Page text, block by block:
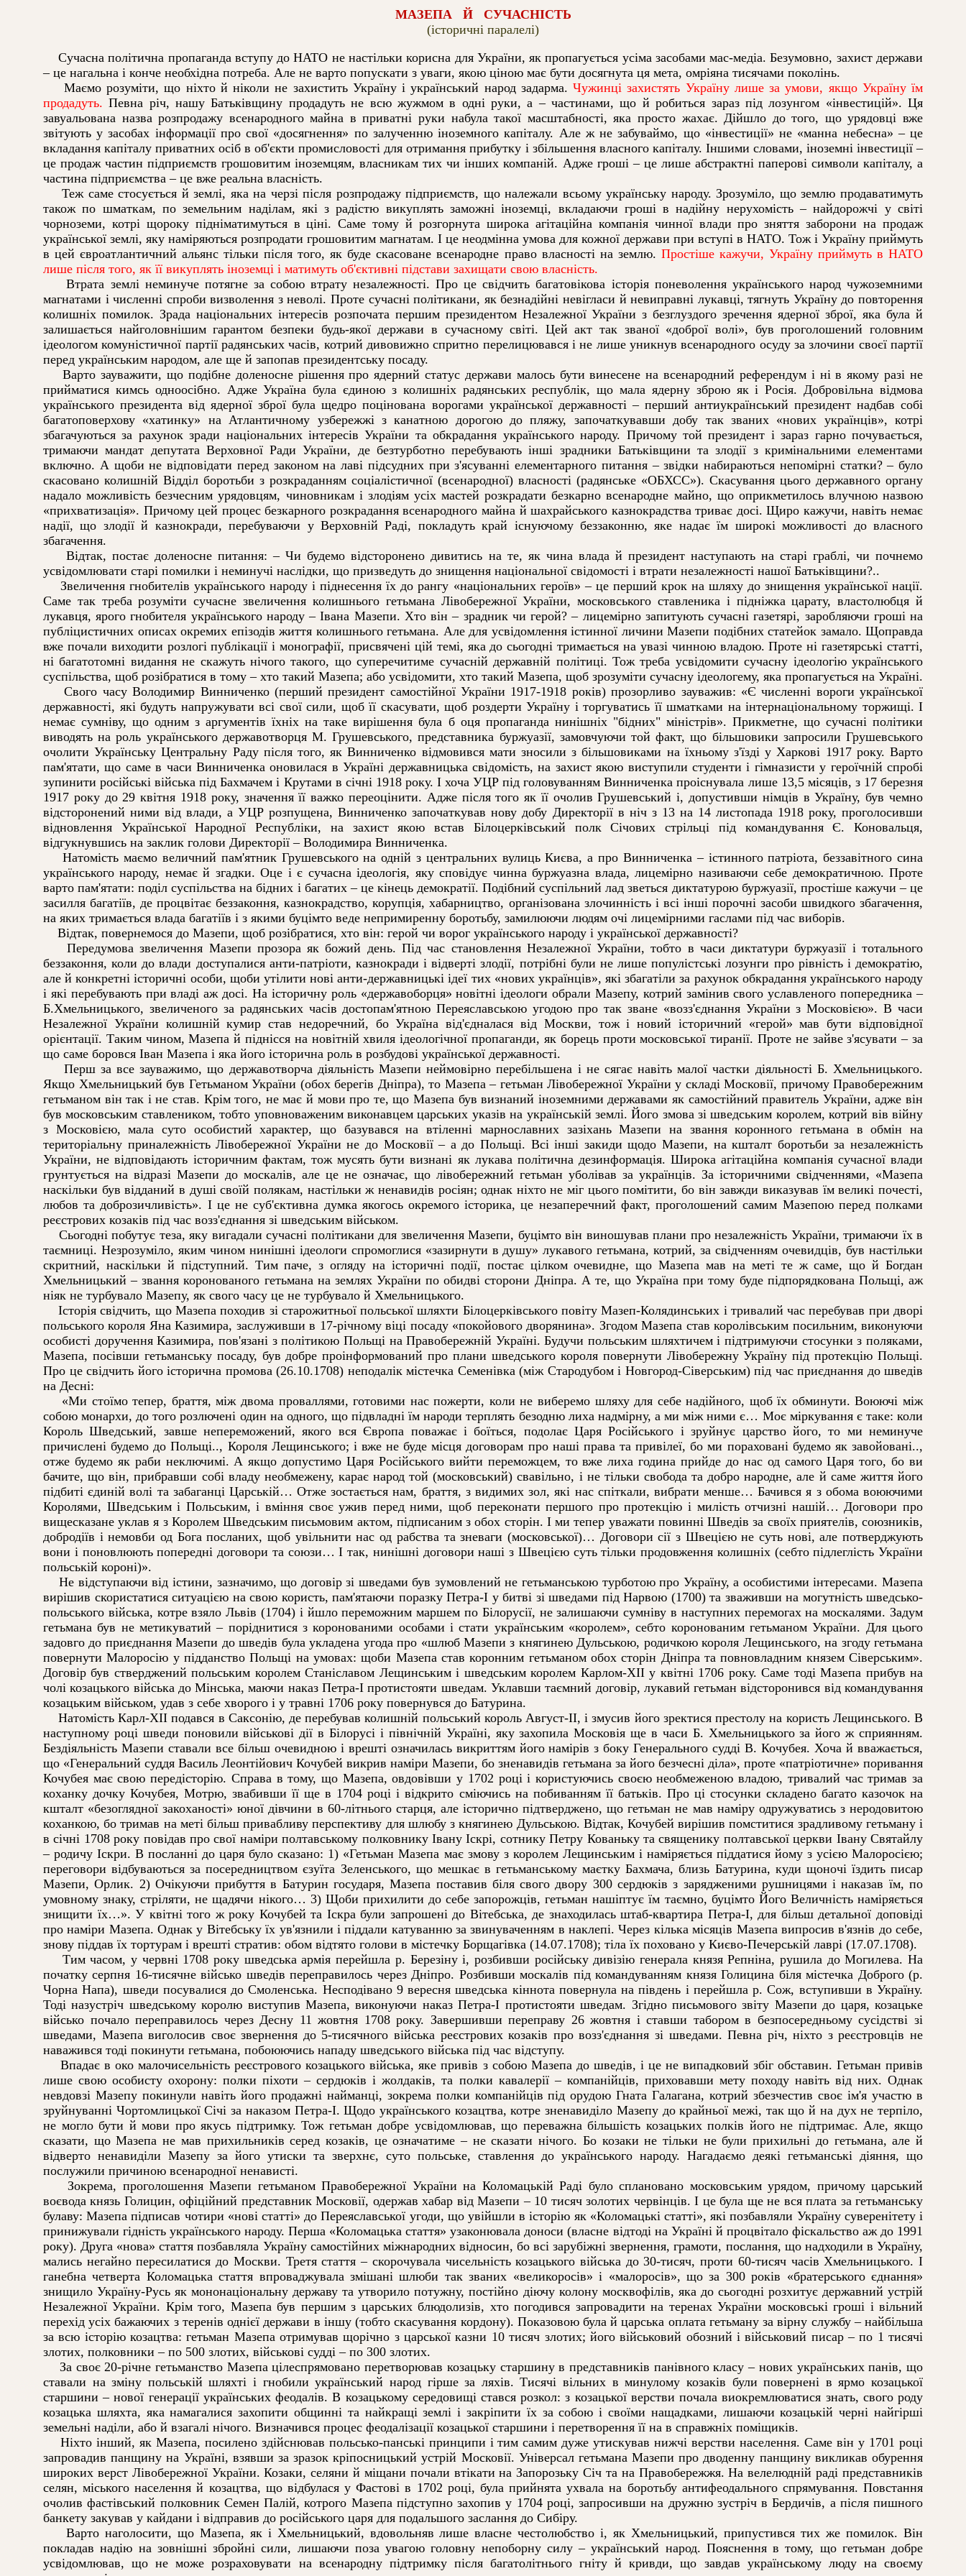
МАЗЕПА Й СУЧАСНІСТЬ
(історичні паралелі)
Сучасна політична пропаганда вступу до НАТО не настільки корисна для України, як пропагується усіма засобами мас-медіа. Безумовно, захист держави
– це нагальна і конче необхідна потреба. Але не варто попускати з уваги, якою ціною має бути досягнута ця мета, омріяна тисячами поколінь.
Маємо розуміти, що ніхто й ніколи не захистить Україну і український народ задарма. Чужинці захистять Україну лише за умови, якщо Україну їм
продадуть. Певна річ, нашу Батьківщину продадуть не всю жужмом в одні руки, а – частинами, що й робиться зараз під лозунгом «інвестицій». Ця
завуальована назва розпродажу всенародного майна в приватні руки набула такої масштабності, яка просто жахає. Дійшло до того, що урядовці вже
звітують у засобах інформації про свої «досягнення» по залученню іноземного капіталу. Але ж не забуваймо, що «інвестиції» не «манна небесна» – це
вкладання капіталу приватних осіб в об'єкти промисловості для отримання прибутку і збільшення власного капіталу. Іншими словами, іноземні інвестиції –
це продаж частин підприємств грошовитим іноземцям, власникам тих чи інших компаній. Адже гроші – це лише абстрактні паперові символи капіталу, а
частина підприємства – це вже реальна власність.
Теж саме стосується й землі, яка на черзі після розпродажу підприємств, що належали всьому українську народу. Зрозуміло, що землю продаватимуть
також по шматкам, по земельним наділам, які з радістю викуплять заможні іноземці, вкладаючи гроші в надійну нерухомість – найдорожчі у світі
чорноземи, котрі щороку підніматимуться в ціні. Саме тому й розгорнута широка агітаційна компанія чинної влади про зняття заборони на продаж
української землі, яку наміряються розпродати грошовитим магнатам. І це неодмінна умова для кожної держави при вступі в НАТО. Тож і Україну приймуть
в цей євроатлантичний альянс тільки після того, як буде скасоване всенародне право власності на землю. Простіше кажучи, Україну приймуть в НАТО
лише після того, як її викуплять іноземці і матимуть об'єктивні підстави захищати свою власність.
Втрата землі неминуче потягне за собою втрату незалежності. Про це свідчить багатовікова історія поневолення українського народ чужоземними
магнатами і численні спроби визволення з неволі. Проте сучасні політикани, як безнадійні невігласи й невиправні лукавці, тягнуть Україну до повторення
колишніх помилок. Зрада національних інтересів розпочата першим президентом Незалежної України з безглуздого зречення ядерної зброї, яка була й
залишається найголовнішим гарантом безпеки будь-якої держави в сучасному світі. Цей акт так званої «доброї волі», був проголошений головним
ідеологом комуністичної партії радянських часів, котрий дивовижно спритно перелицювався і не лише уникнув всенародного осуду за злочини своєї партії
перед українським народом, але ще й запопав президентську посаду.
Варто зауважити, що подібне доленосне рішення про ядерний статус держави малось бути винесене на всенародний референдум і ні в якому разі не
прийматися кимсь одноосібно. Адже Україна була єдиною з колишніх радянських республік, що мала ядерну зброю як і Росія. Добровільна відмова
українського президента від ядерної зброї була щедро поцінована ворогами української державності – перший антиукраїнський президент надбав собі
багатоповерхову «хатинку» на Атлантичному узбережжі з канатною дорогою до пляжу, започаткувавши добу так званих «нових українців», котрі
збагачуються за рахунок зради національних інтересів України та обкрадання українського народу. Причому той президент і зараз гарно почувається,
тримаючи мандат депутата Верховної Ради України, де безтурботно перебувають інші зрадники Батьківщини та злодії з кримінальними елементами
включно. А щоби не відповідати перед законом на лаві підсудних при з'ясуванні елементарного питання – звідки набираються непомірні статки? – було
скасовано колишній Відділ боротьби з розкраданням соціалістичної (всенародної) власності (радянське «ОБХСС»). Скасування цього державного органу
надало можливість безчесним урядовцям, чиновникам і злодіям усіх мастей розкрадати безкарно всенародне майно, що оприкметилось влучною назвою
«прихватизація». Причому цей процес безкарного розкрадання всенародного майна й шахрайського казнокрадства триває досі. Щиро кажучи, навіть немає
надії, що злодії й казнокради, перебуваючи у Верховній Раді, покладуть край існуючому беззаконню, яке надає їм широкі можливості до власного
збагачення.
Відтак, постає доленосне питання: – Чи будемо відсторонено дивитись на те, як чина влада й президент наступають на старі граблі, чи почнемо
усвідомлювати старі помилки і неминучі наслідки, що призведуть до знищення національної свідомості і втрати незалежності нашої Батьківщини?..
Звеличення гнобителів українського народу і піднесення їх до рангу «національних героїв» – це перший крок на шляху до знищення української нації.
Саме так треба розуміти сучасне звеличення колишнього гетьмана Лівобережної України, московського ставленика і підніжка царату, властолюбця й
лукавця, ярого гнобителя українського народу – Івана Мазепи. Хто він – зрадник чи герой? – лицемірно запитують сучасні газетярі, заробляючи гроші на
публіцистичних описах окремих епізодів життя колишнього гетьмана. Але для усвідомлення істинної личини Мазепи подібних статейок замало. Щоправда
вже почали виходити розлогі публікації і монографії, присвячені цій темі, яка до сьогодні тримається на увазі чинною владою. Проте ні газетярські статті,
ні багатотомні видання не скажуть нічого такого, що суперечитиме сучасній державній політиці. Тож треба усвідомити сучасну ідеологію українського
суспільства, щоб розібратися в тому – хто такий Мазепа; або усвідомити, хто такий Мазепа, щоб зрозуміти сучасну ідеологему, яка пропагується на Україні.
Свого часу Володимир Винниченко (перший президент самостійної України 1917-1918 років) прозорливо зауважив: «Є численні вороги української
державності, які будуть напружувати всі свої сили, щоб її скасувати, щоб роздерти Україну і торгуватись її шматками на інтернаціональному торжищі. І
немає сумніву, що одним з аргументів їхніх на таке вирішення була б оця пропаганда нинішніх "бідних" міністрів». Прикметне, що сучасні політики
виводять на роль українського державотворця М. Грушевського, представника буржуазії, замовчуючи той факт, що більшовики запросили Грушевського
очолити Українську Центральну Раду після того, як Винниченко відмовився мати зносили з більшовиками на їхньому з'їзді у Харкові 1917 року. Варто
пам'ятати, що саме в часи Винниченка оновилася в Україні державницька свідомість, на захист якою виступили студенти і гімназисти у героїчній спробі
зупинити російські війська під Бахмачем і Крутами в січні 1918 року. І хоча УЦР під головуванням Винниченка проіснувала лише 13,5 місяців, з 17 березня
1917 року до 29 квітня 1918 року, значення її важко переоцінити. Адже після того як її очолив Грушевський і, допустивши німців в Україну, був чемно
відсторонений ними від влади, а УЦР розпущена, Винниченко започаткував нову добу Директорії в ніч з 13 на 14 листопада 1918 року, проголосивши
відновлення Української Народної Республіки, на захист якою встав Білоцерківський полк Січових стрільці під командування Є. Коновальця,
відгукнувшись на заклик голови Директорії – Володимира Винниченка.
Натомість маємо величний пам'ятник Грушевського на одній з центральних вулиць Києва, а про Винниченка – істинного патріота, беззавітного сина
українського народу, немає й згадки. Оце і є сучасна ідеологія, яку сповідує чинна буржуазна влада, лицемірно називаючи себе демократичною. Проте
варто пам'ятати: поділ суспільства на бідних і багатих – це кінець демократії. Подібний суспільний лад зветься диктатурою буржуазії, простіше кажучи – це
засилля багатіїв, де процвітає беззаконня, казнокрадство, корупція, хабарництво, організована злочинність і всі інші порочні засоби швидкого збагачення,
на яких тримається влада багатіїв і з якими буцімто веде непримиренну боротьбу, замилюючи людям очі лицемірними гаслами під час виборів.
Відтак, повернемося до Мазепи, щоб розібратися, хто він: герой чи ворог українського народу і української державності?
Передумова звеличення Мазепи прозора як божий день. Під час становлення Незалежної України, тобто в часи диктатури буржуазії і тотального
беззаконня, коли до влади доступалися анти-патріоти, казнокради і відверті злодії, потрібні були не лише популістські лозунги про рівність і демократію,
але й конкретні історичні особи, щоби утілити нові анти-державницькі ідеї тих «нових українців», які збагатіли за рахунок обкрадання українського народу
і які перебувають при владі аж досі. На історичну роль «державоборця» новітні ідеологи обрали Мазепу, котрий замінив свого уславленого попередника –
Б.Хмельницького, звеличеного за радянських часів достопам'ятною Переяславською угодою про так зване «возз'єднання України з Московією». В часи
Незалежної України колишній кумир став недоречний, бо Україна від'єдналася від Москви, тож і новий історичний «герой» мав бути відповідної
орієнтації. Таким чином, Мазепа й піднісся на новітній хвиля ідеологічної пропаганди, як борець проти московської тиранії. Проте не зайве з'ясувати – за
що саме боровся Іван Мазепа і яка його історична роль в розбудові української державності.
Перш за все зауважимо, що державотворча діяльність Мазепи неймовірно перебільшена і не сягає навіть малої частки діяльності Б. Хмельницького.
Якщо Хмельницький був Гетьманом України (обох берегів Дніпра), то Мазепа – гетьман Лівобережної України у складі Московії, причому Правобережним
гетьманом він так і не став. Крім того, не має й мови про те, що Мазепа був визнаний іноземними державами як самостійний правитель України, адже він
був московським ставлеником, тобто уповноваженим виконавцем царських указів на українській землі. Його змова зі шведським королем, котрий вів війну
з Московією, мала суто особистий характер, що базувався на втіленні марнославних зазіхань Мазепи на звання коронного гетьмана в обмін на
територіальну приналежність Лівобережної України не до Московії – а до Польщі. Всі інші закиди щодо Мазепи, на кшталт боротьби за незалежність
України, не відповідають історичним фактам, тож мусять бути визнані як лукава політична дезинформація. Широка агітаційна компанія сучасної влади
грунтується на відразі Мазепи до москалів, але це не означає, що лівобережний гетьман уболівав за українців. За історичними свідченнями, «Мазепа
наскільки був відданий в душі своїй полякам, настільки ж ненавидів росіян; однак ніхто не міг цього помітити, бо він завжди виказував їм великі почесті,
любов та доброзичливість». І це не суб'єктивна думка якогось окремого історика, це незаперечний факт, проголошений самим Мазепою перед полками
реєстрових козаків під час возз'єднання зі шведським військом.
Сьогодні побутує теза, яку вигадали сучасні політикани для звеличення Мазепи, буцімто він виношував плани про незалежність України, тримаючи їх в
таємниці. Незрозуміло, яким чином нинішні ідеологи спромоглися «зазирнути в душу» лукавого гетьмана, котрий, за свідченням очевидців, був настільки
скритний, наскільки й підступний. Тим паче, з огляду на історичні події, постає цілком очевидне, що Мазепа мав на меті те ж саме, що й Богдан
Хмельницький – звання коронованого гетьмана на землях України по обидві сторони Дніпра. А те, що Україна при тому буде підпорядкована Польщі, аж
ніяк не турбувало Мазепу, як свого часу це не турбувало й Хмельницького.
Історія свідчить, що Мазепа походив зі старожитньої польської шляхти Білоцерківського повіту Мазеп-Колядинських і тривалий час перебував при дворі
польського короля Яна Казимира, заслуживши в 17-річному віці посаду «покойового дворянина». Згодом Мазепа став королівським посильним, виконуючи
особисті доручення Казимира, пов'язані з політикою Польщі на Правобережній Україні. Будучи польським шляхтичем і підтримуючи стосунки з поляками,
Мазепа, посівши гетьманську посаду, був добре проінформований про плани шведського короля повернути Лівобережну Україну під протекцію Польщі.
Про це свідчить його історична промова (26.10.1708) неподалік містечка Семенівка (між Стародубом і Новгород-Сіверським) під час приєднання до шведів
на Десні:
«Ми стоїмо тепер, браття, між двома проваллями, готовими нас пожерти, коли не виберемо шляху для себе надійного, щоб їх обминути. Воюючі між
собою монархи, до того розлючені один на одного, що підвладні їм народи терплять безодню лиха надмірну, а ми між ними є… Моє міркування є таке: коли
Король Шведський, завше непереможений, якого вся Європа поважає і боїться, подолає Царя Російського і зруйнує царство його, то ми неминуче
причислені будемо до Польщі.., Короля Лещинського; і вже не буде місця договорам про наші права та привілеї, бо ми пораховані будемо як завойовані..,
отже будемо як раби неключимі. А якщо допустимо Царя Російського вийти переможцем, то вже лиха година прийде до нас од самого Царя того, бо ви
бачите, що він, прибравши собі владу необмежену, карає народ той (московський) свавільно, і не тільки свобода та добро народне, але й саме життя його
підбиті єдиній волі та забаганці Царській… Отже зостається нам, браття, з видимих зол, які нас спіткали, вибрати менше… Бачився я з обома воюючими
Королями, Шведським і Польським, і вміння своє ужив перед ними, щоб переконати першого про протекцію і милість отчизні нашій… Договори про
вищесказане уклав я з Королем Шведським письмовим актом, підписаним з обох сторін. І ми тепер уважати повинні Шведів за своїх приятелів, союзників,
добродіїв і немовби од Бога посланих, щоб увільнити нас од рабства та зневаги (московської)… Договори сії з Швецією не суть нові, але потверджують
вони і поновлюють попередні договори та союзи… І так, нинішні договори наші з Швецією суть тільки продовження колишніх (себто підлеглість України
польській короні)».
Не відступаючи від істини, зазначимо, що договір зі шведами був зумовлений не гетьманською турботою про Україну, а особистими інтересами. Мазепа
вирішив скористатися ситуацією на свою користь, пам'ятаючи поразку Петра-І у битві зі шведами під Нарвою (1700) та зваживши на могутність шведсько-
польського війська, котре взяло Львів (1704) і йшло переможним маршем по Білорусії, не залишаючи сумніву в наступних перемогах на москалями. Задум
гетьмана був не метикуватий – поріднитися з коронованими особами і стати українським «королем», себто коронованим гетьманом України. Для цього
задовго до приєднання Мазепи до шведів була укладена угода про «шлюб Мазепи з княгинею Дульською, родичкою короля Лещинського, на згоду гетьмана
повернути Малоросію у підданство Польщі на умовах: щоби Мазепа став коронним гетьманом обох сторін Дніпра та повновладним князем Сіверським».
Договір був стверджений польським королем Станіславом Лещинським і шведським королем Карлом-ХІІ у квітні 1706 року. Саме тоді Мазепа прибув на
чолі козацького війська до Мінська, маючи наказ Петра-І протистояти шведам. Уклавши таємний договір, лукавий гетьман відсторонився від командування
козацьким військом, удав з себе хворого і у травні 1706 року повернувся до Батурина.
Натомість Карл-ХІІ подався в Саксонію, де перебував колишній польський король Август-ІІ, і змусив його зректися престолу на користь Лещинського. В
наступному році шведи поновили військові дії в Білорусі і північній Україні, яку захопила Московія ще в часи Б. Хмельницького за його ж сприянням.
Бездіяльність Мазепи ставали все більш очевидною і врешті означилась викриттям його намірів з боку Генерального судді В. Кочубея. Хоча й вважається,
що «Генеральний суддя Василь Леонтійович Кочубей викрив наміри Мазепи, бо зненавидів гетьмана за його безчесні діла», проте «патріотичне» поривання
Кочубея має свою передісторію. Справа в тому, що Мазепа, овдовівши у 1702 році і користуючись своєю необмеженою владою, тривалий час тримав за
коханку дочку Кочубея, Мотрю, звабивши її ще в 1704 році і відкрито сміючись на побиванням її батьків. Про ці стосунки складено багато казочок на
кшталт «безоглядної закоханості» юної дівчини в 60-літнього старця, але історично підтверджено, що гетьман не мав наміру одружуватись з неродовитою
коханкою, бо тримав на меті більш привабливу перспективу для шлюбу з княгинею Дульською. Відтак, Кочубей вирішив помститися зрадливому гетьману і
в січні 1708 року повідав про свої наміри полтавському полковнику Івану Іскрі, сотнику Петру Кованьку та священику полтавської церкви Івану Святайлу
– родичу Іскри. В посланні до царя було сказано: 1) «Гетьман Мазепа має змову з королем Лещинським і наміряється піддатися йому з усією Малоросією;
переговори відбуваються за посередництвом єзуїта Зеленського, що мешкає в гетьманському маєтку Бахмача, близь Батурина, куди щоночі їздить писар
Мазепи, Орлик. 2) Очікуючи прибуття в Батурин государя, Мазепа поставив біля свого двору 300 сердюків з зарядженими рушницями і наказав їм, по
умовному знаку, стріляти, не щадячи нікого… 3) Щоби прихилити до себе запорожців, гетьман нашіптує їм таємно, буцімто Його Величність наміряється
знищити їх…». У квітні того ж року Кочубей та Іскра були запрошені до Вітебська, де знаходилась штаб-квартира Петра-І, для більш детальної доповіді
про наміри Мазепа. Однак у Вітебську їх ув'язнили і піддали катуванню за звинуваченням в наклепі. Через кілька місяців Мазепа випросив в'язнів до себе,
знову піддав їх тортурам і врешті стратив: обом відтято голови в містечку Борщагівка (14.07.1708); тіла їх поховано у Києво-Печерській лаврі (17.07.1708).
Тим часом, у червні 1708 року шведська армія перейшла р. Березіну і, розбивши російську дивізію генерала князя Репніна, рушила до Могилева. На
початку серпня 16-тисячне військо шведів переправилось через Дніпро. Розбивши москалів під командуванням князя Голицина біля містечка Доброго (р.
Чорна Напа), шведи посувалися до Смоленська. Несподівано 9 вересня шведська кіннота повернула на південь і перейшла р. Сож, вступивши в Україну.
Тоді назустріч шведському королю виступив Мазепа, виконуючи наказ Петра-І протистояти шведам. Згідно письмового звіту Мазепи до царя, козацьке
військо почало переправилось через Десну 11 жовтня 1708 року. Завершивши переправу 26 жовтня і ставши табором в безпосередньому сусідстві зі
шведами, Мазепа виголосив своє звернення до 5-тисячного війська реєстрових козаків про возз'єднання зі шведами. Певна річ, ніхто з реєстровців не
наважився тоді покинути гетьмана, побоюючись нападу шведського війська під час відступу.
Впадає в око малочисельність реєстрового козацького війська, яке привів з собою Мазепа до шведів, і це не випадковий збіг обставин. Гетьман привів
лише свою особисту охорону: полки піхоти – сердюків і жолдаків, та полки кавалерії – компанійців, приховавши мету походу навіть від них. Однак
невдовзі Мазепу покинули навіть його продажні найманці, зокрема полки компанійців під орудою Гната Галагана, котрий збезчестив своє ім'я участю в
зруйнуванні Чортомлицької Січі за наказом Петра-І. Щодо українського козацтва, котре зненавиділо Мазепу до крайньої межі, так що й на дух не терпіло,
не могло бути й мови про якусь підтримку. Тож гетьман добре усвідомлював, що переважна більшість козацьких полків його не підтримає. Але, якщо
сказати, що Мазепа не мав прихильників серед козаків, це означатиме – не сказати нічого. Бо козаки не тільки не були прихильні до гетьмана, але й
відверто ненавиділи Мазепу за його утиски та зверхнє, суто польське, ставлення до українського народу. Нагадаємо деякі гетьманські діяння, що
послужили причиною всенародної ненависті.
Зокрема, проголошення Мазепи гетьманом Правобережної України на Коломацькій Раді було сплановано московським урядом, причому царський
воєвода князь Голицин, офіційний представник Московії, одержав хабар від Мазепи – 10 тисяч золотих червінців. І це була ще не вся плата за гетьманську
булаву: Мазепа підписав чотири «нові статті» до Переяславської угоди, що увійшли в історію як «Коломацькі статті», які позбавляли Україну суверенітету і
принижували гідність українського народу. Перша «Коломацька стаття» узаконювала доноси (власне відтоді на Україні й процвітало фіскальство аж до 1991
року). Друга «нова» стаття позбавляла Україну самостійних міжнародних відносин, бо всі зарубіжні звернення, грамоти, послання, що надходили в Україну,
мались негайно пересилатися до Москви. Третя стаття – скорочувала чисельність козацького війська до 30-тисяч, проти 60-тисяч часів Хмельницького. І
ганебна четверта Коломацька стаття впроваджувала змішані шлюби так званих «великоросів» і «малоросів», що за 300 років «братерського єднання»
знищило Україну-Русь як мононаціональну державу та утворило потужну, постійно діючу колону москвофілів, яка до сьогодні розхитує державний устрій
Незалежної України. Крім того, Мазепа був першим з царських блюдолизів, хто погодився запровадити на теренах України московські гроші і вільний
перехід усіх бажаючих з теренів однієї держави в іншу (тобто скасування кордону). Показовою була й царська оплата гетьману за вірну службу – найбільша
за всю історію козацтва: гетьман Мазепа отримував щорічно з царської казни 10 тисяч злотих; його військовий обозний і військовий писар – по 1 тисячі
злотих, полковники – по 500 злотих, військові судді – по 300 злотих.
За своє 20-річне гетьманство Мазепа цілеспрямовано перетворював козацьку старшину в представників панівного класу – нових українських панів, що
ставали на зміну польській шляхті і гнобили український народ гірше за ляхів. Тисячі вільних в минулому козаків були повернені в ярмо козацької
старшини – нової генерації українських феодалів. В козацькому середовищі стався розкол: з козацької верстви почала виокремлюватися знать, свого роду
козацька шляхта, яка намагалися захопити общинні та найкращі землі і закріпити їх за собою і своїми нащадками, лишаючи козацькій черні найгірші
земельні наділи, або й взагалі нічого. Визначився процес феодалізації козацької старшини і перетворення її на в справжніх поміщиків.
Ніхто інший, як Мазепа, посилено здійснював польсько-панські принципи і тим самим дуже утискував нижчі верстви населення. Саме він у 1701 році
запровадив панщину на Україні, взявши за зразок кріпосницький устрій Московії. Універсал гетьмана Мазепи про дводенну панщину викликав обурення
широких верст Лівобережної України. Козаки, селяни й міщани почали втікати на Запорозьку Січ та на Правобережжя. На велелюдній раді представників
селян, міського населення й козацтва, що відбулася у Фастові в 1702 році, була прийнята ухвала на боротьбу антифеодального спрямування. Повстання
очолив фастівський полковник Семен Палій, котрого Мазепа підступно захопив у 1704 році, запросивши на дружню зустріч в Бердичів, а після пишного
банкету закував у кайдани і відправив до російського царя для подальшого заслання до Сибіру.
Варто наголосити, що Мазепа, як і Хмельницький, вдовольняв лише власне честолюбство і, як Хмельницький, припустився тих же помилок. Він
покладав надію на зовнішні збройні сили, лишаючи поза увагою головну непоборну силу – український народ. Пояснення в тому, що гетьман добре
усвідомлював, що не може розраховувати на всенародну підтримку після багатолітнього гніту й кривди, що завдав українському люду на своєму